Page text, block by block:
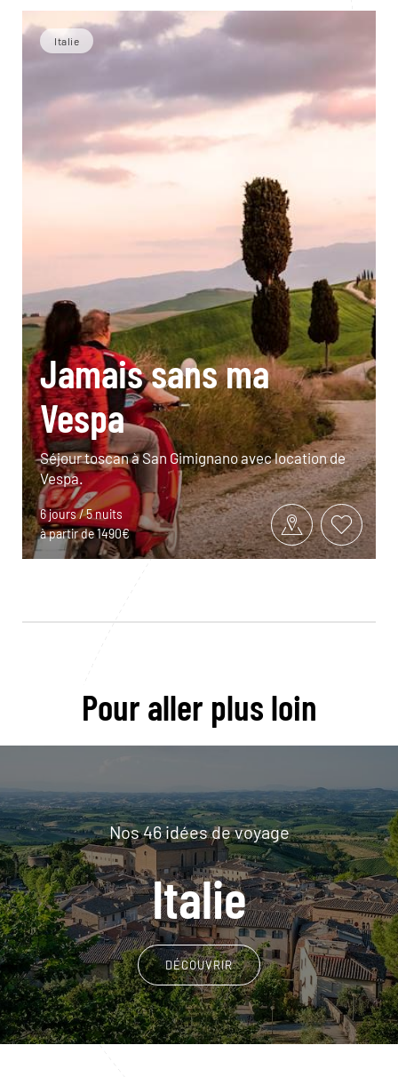
Italie
Jamais sans ma
Vespa
Séjour toscan à San Gimignano avec location de
Vespa.
6 jours / 5 nuits
à partir de 1490€
Pour aller plus loin
Nos 46 idées de voyage
Italie
DÉCOUVRIR